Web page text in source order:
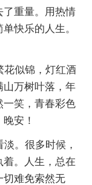
了重量。用热情
快乐的人生。
花似锦，灯红酒
山万树叶落，年
一笑，青春彩色
安！
。很多时候，
。人生，总在
切难免索然无